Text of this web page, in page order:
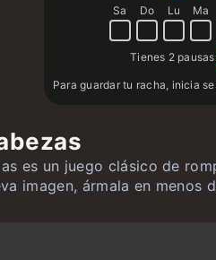
Sa Do Lu Ma
Tienes 2 pausas
Para guardar tu racha, inicia
es un juego clásico de
imagen, ármala en menos